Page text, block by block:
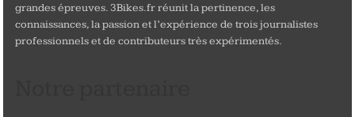
grandes épreuves. 3Bikes.fr réunit la pertinence, les
connaissances, la passion et l’expérience de trois journalistes
professionnels et de contributeurs très expérimentés.